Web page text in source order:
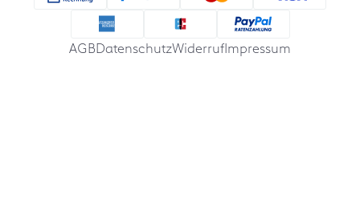
AGBDatenschutzWiderrufImpressum